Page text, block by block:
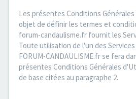
Les présentes Conditions
objet de définir les termes et
forum-candaulisme.fr fournit les
Toute utilisation de l'un des
FORUM-CANDAULISME.fr se fera
présentes Conditions Générales
de base citées au paragraphe 2.